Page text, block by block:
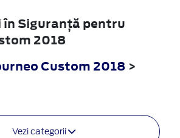
în Siguranţă pentru
2018
Custom 2018 >
Vezi categorii